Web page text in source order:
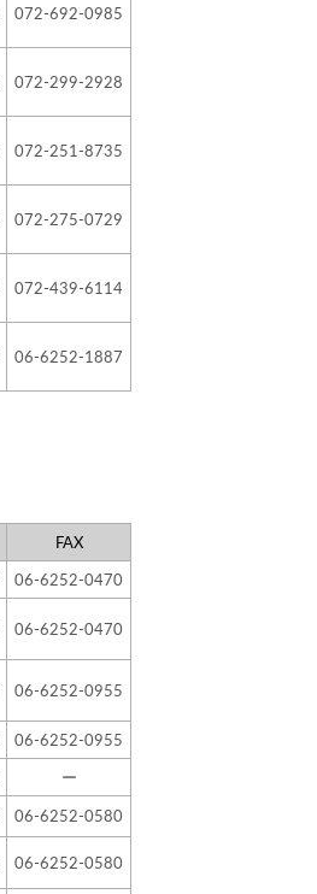
072-692-0985
072-299-2928
072-251-8735
072-275-0729
072-439-6114
06-6252-1887
FAX
06-6252-0470
06-6252-0470
06-6252-0955
06-6252-0955
ー
06-6252-0580
06-6252-0580